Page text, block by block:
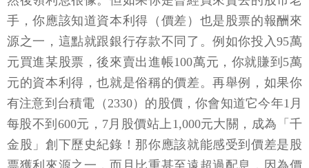
手，你應該知道資本利得（價差）也是股票的報酬來
源之一，這點就跟銀行存款不同了。例如你投入95萬
元買進某股票，後來賣出進帳100萬元，你就賺到5萬
元的資本利得，也就是俗稱的價差。再舉例，如果你
有注意到台積電（2330）的股價，你會知道它今年1月
每股不到600元，7月股價站上1,000元大關，成為「千
金股」創下歷史紀錄！那你應該就能感受到價差是股
票獲利來源之一，而且比重甚至遠超過配息，因為價